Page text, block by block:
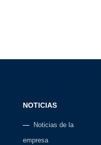
NOTICIAS
Noticias de la
empresa